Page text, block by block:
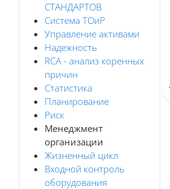
СТАНДАРТОВ
Система ТОиР
Управление активами
Надежность
RCA - анализ коренных
причин
Статистика
Планирование
Риск
Менеджмент
организации
Жизненный цикл
Входной контроль
оборудования